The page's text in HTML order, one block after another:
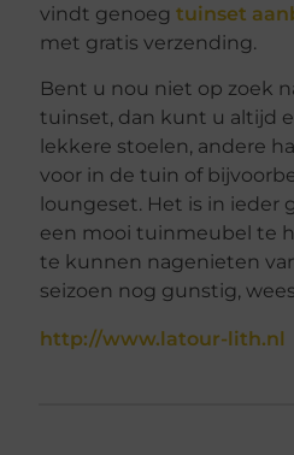
vindt genoegtuinset
met gratis verzending.
Bent u nou niet op zoek
tuinset, dan kunt u altijd
lekkere stoelen, andere
voor in de tuin of
loungeset. Het is in ieder
een mooi tuinmeubel te
te kunnen nagenieten
seizoen nog gunstig,
http://www.latour-lith.nl